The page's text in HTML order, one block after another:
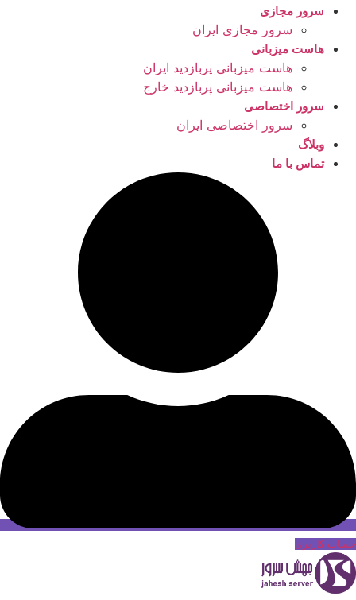
سرور مجازی
سرور مجازی ایران
هاست میزبانی
هاست میزبانی پربازدید ایران
هاست میزبانی پربازدید خارج
سرور اختصاصی
سرور اختصاصی ایران
وبلاگ
تماس با ما
حساب کاربری